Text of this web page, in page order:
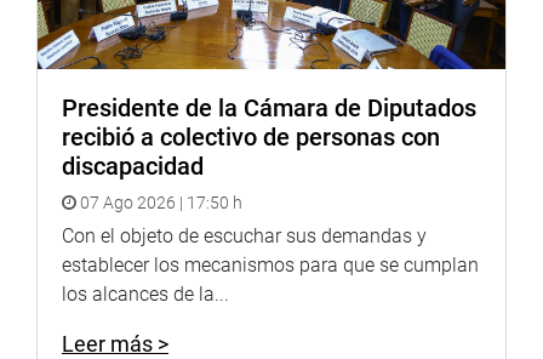
consumo humano en la implementación del HACCAP.
Antes de culminar la sesión, a pedido del parlamentario
Consejo Directivo del Congreso ser segunda comisión
dictaminadora del proyecto de Ley 05666/2023-CR, Ley
para la defensa de las áreas naturales protegidas marino-
costeras.
OFICINA DE COMUNICACIONES E IMAGEN
INSTITUCIONAL
Presidente de la Cámara de Diputados
recibió a colectivo de personas con
discapacidad
07 Ago 2026 | 17:50 h
Con el objeto de escuchar sus demandas y
establecer los mecanismos para que se cumplan
los alcances de la...
Leer más >